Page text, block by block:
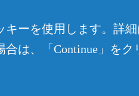
ーを使用します。詳細
合は、「Continue」を